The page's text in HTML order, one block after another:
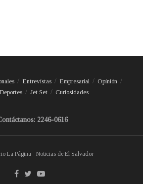
Entrevistas Empresarial
Opinión
Deportes Jet Set Curiosidades
2246-0616
La Página - Noticias de El Salvador